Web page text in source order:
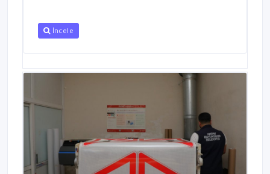
İncele